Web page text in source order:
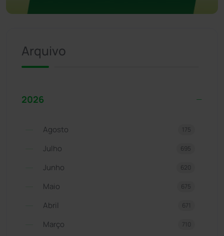
Arquivo
2026
Agosto 175
Julho 695
Junho 620
Maio 675
Abril 671
Março 710